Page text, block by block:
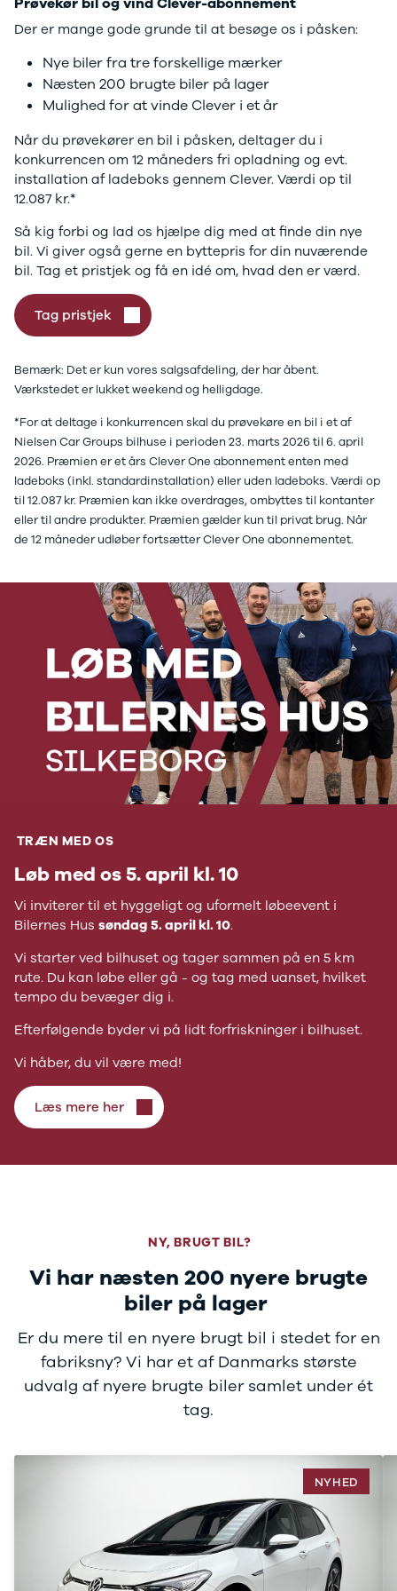
Anmeldelser
Privatleasing
Kampagner
Ford
F-150
Modeller
Anmeldelser
Alle nye biler
Guide til
Guide til
hybridbiler
Ladeløsning
til elbil
Oversigt
Clever
Ladekabler
til elbilen
til plug-in
hybrid
Ladeguide til
elbil
Webshop
118i
120d
X1
iX1
2-serie
218d
220i
225xe
320d
328i
330d
330e
iX3
i3s
4-serie
420i
430i
Z4
5-serie
520d
530d
530e
iX
640i
i4
530i
BYD
Se alle BYD
Elbil
Atto 3
Han
Citroën
Se alle
Citroën
ë-C4
C4
C4 Cactus
SpaceTourer
C5 Aircross
Jumper 33
Cupra
Se alle
Elbil
Born
Dacia
Stepway
Sandero
Stepway
Duster
Lodgy og
Lodgy
Stepway
Stepway
Logan
Stepway
Se alle DS
Der er mange gode grunde til at besøge os i påsken:
Nye biler fra tre forskellige mærker
Næsten 200 brugte biler på lager
Mulighed for at vinde Clever i et år
Når du prøvekører en bil i påsken, deltager du i
konkurrencen om 12 måneders fri opladning og evt.
installation af ladeboks gennem Clever. Værdi op til
12.087 kr.*
Så kig forbi og lad os hjælpe dig med at finde din nye
bil. Vi giver også gerne en byttepris for din nuværende
bil. Tag et pristjek og få en idé om, hvad den er værd.
Tag pristjek
Bemærk: Det er kun vores salgsafdeling, der har åbent.
Værkstedet er lukket weekend og helligdage.
*For at deltage i konkurrencen skal du prøvekøre en bil i et af
Nielsen Car Groups bilhuse i perioden 23. marts 2026 til 6. april
2026. Præmien er et års Clever One abonnement enten med
ladeboks (inkl. standardinstallation) eller uden ladeboks. Værdi op
til 12.087 kr. Præmien kan ikke overdrages, ombyttes til kontanter
eller til andre produkter. Præmien gælder kun til privat brug. Når
de 12 måneder udløber fortsætter Clever One abonnementet.
TRÆN MED OS
Løb med os 5. april kl. 10
Vi inviterer til et hyggeligt og uformelt løbeevent i
Bilernes Hus søndag 5. april kl. 10.
Vi starter ved bilhuset og tager sammen på en 5 km
rute. Du kan løbe eller gå - og tag med uanset, hvilket
tempo du bevæger dig i.
Efterfølgende byder vi på lidt forfriskninger i bilhuset.
Vi håber, du vil være med!
Læs mere her
NY, BRUGT BIL?
Vi har næsten 200 nyere brugte
biler på lager
Er du mere til en nyere brugt bil i stedet for en
fabriksny? Vi har et af Danmarks største
udvalg af nyere brugte biler samlet under ét
tag.
NYHED